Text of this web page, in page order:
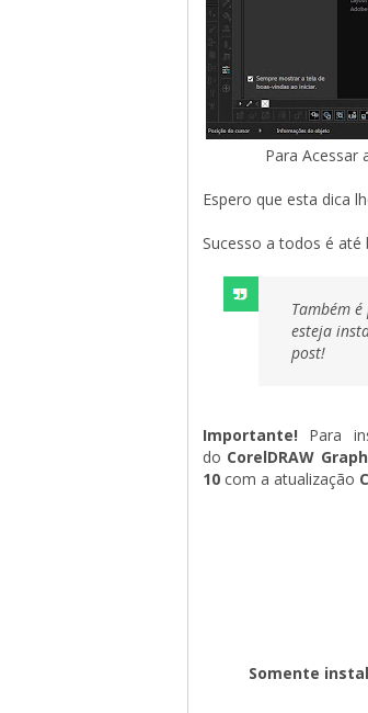
Para Acessar
Espero que esta dica
Sucesso a todos é até
Também
esteja
post!
Importante! Para
do CorelDRAW
10 com a atualização
Somente